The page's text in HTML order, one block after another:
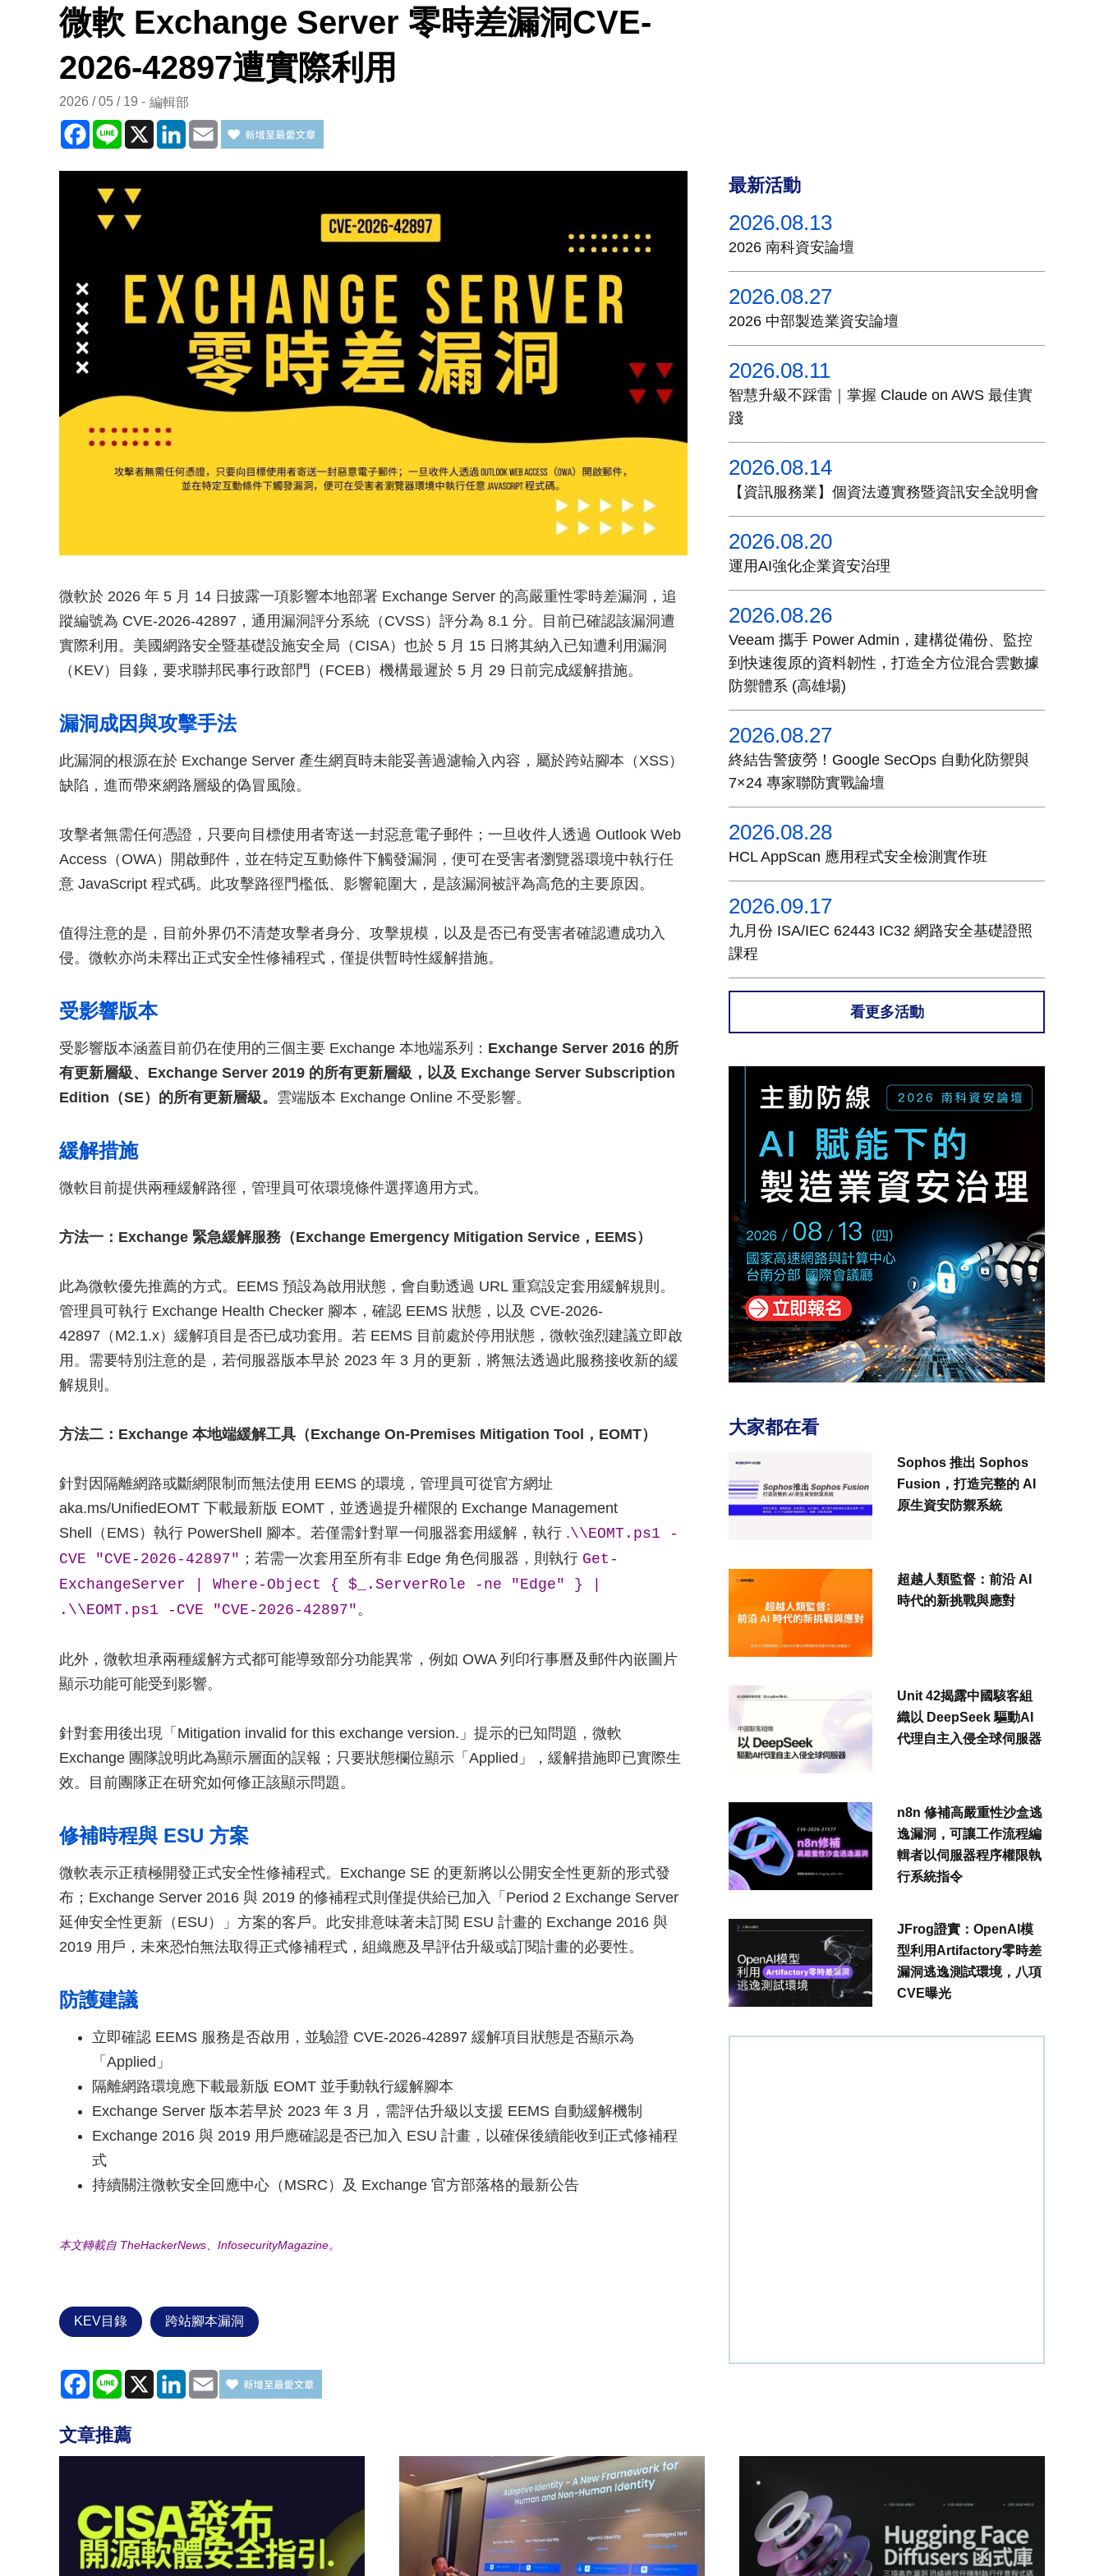
微軟 Exchange Server 零時差漏洞CVE-
2026-42897遭實際利用
2026 / 05 / 19 編輯部
Facebook
Line X LinkedInEmail
微軟於 2026 年 5 月 14 日披露一項影響本地部署 Exchange Server 的高嚴重性零時差漏洞，追
蹤編號為 CVE-2026-42897，通用漏洞評分系統（CVSS）評分為 8.1 分。目前已確認該漏洞遭
實際利用。美國網路安全暨基礎設施安全局（CISA）也於 5 月 15 日將其納入已知遭利用漏洞
（KEV）目錄，要求聯邦民事行政部門（FCEB）機構最遲於 5 月 29 日前完成緩解措施。
漏洞成因與攻擊手法
此漏洞的根源在於 Exchange Server 產生網頁時未能妥善過濾輸入內容，屬於跨站腳本（XSS）
缺陷，進而帶來網路層級的偽冒風險。
攻擊者無需任何憑證，只要向目標使用者寄送一封惡意電子郵件；一旦收件人透過 Outlook Web
Access（OWA）開啟郵件，並在特定互動條件下觸發漏洞，便可在受害者瀏覽器環境中執行任
意 JavaScript 程式碼。此攻擊路徑門檻低、影響範圍大，是該漏洞被評為高危的主要原因。
值得注意的是，目前外界仍不清楚攻擊者身分、攻擊規模，以及是否已有受害者確認遭成功入
侵。微軟亦尚未釋出正式安全性修補程式，僅提供暫時性緩解措施。
受影響版本
受影響版本涵蓋目前仍在使用的三個主要 Exchange 本地端系列： Exchange Server 2016 的所
有更新層級、Exchange Server 2019 的所有更新層級，以及 Exchange Server Subscription
Edition（SE）的所有更新層級。 雲端版本 Exchange Online 不受影響。
緩解措施
微軟目前提供兩種緩解路徑，管理員可依環境條件選擇適用方式。
方法一：Exchange 緊急緩解服務（Exchange Emergency Mitigation Service，EEMS）
此為微軟優先推薦的方式。EEMS 預設為啟用狀態，會自動透過 URL 重寫設定套用緩解規則。
管理員可執行 Exchange Health Checker 腳本，確認 EEMS 狀態，以及 CVE-2026-
42897（M2.1.x）緩解項目是否已成功套用。若 EEMS 目前處於停用狀態，微軟強烈建議立即啟
用。需要特別注意的是，若伺服器版本早於 2023 年 3 月的更新，將無法透過此服務接收新的緩
解規則。
方法二：Exchange 本地端緩解工具（Exchange On-Premises Mitigation Tool，EOMT）
針對因隔離網路或斷網限制而無法使用 EEMS 的環境，管理員可從官方網址
aka.ms/UnifiedEOMT 下載最新版 EOMT，並透過提升權限的 Exchange Management
Shell（EMS）執行 PowerShell 腳本。若僅需針對單一伺服器套用緩解，執行 .\\EOMT.ps1 -
CVE "CVE-2026-42897" ；若需一次套用至所有非 Edge 角色伺服器，則執行 Get-
ExchangeServer | Where-Object { $_.ServerRole -ne "Edge" } |
.\\EOMT.ps1 -CVE "CVE-2026-42897"。
此外，微軟坦承兩種緩解方式都可能導致部分功能異常，例如 OWA 列印行事曆及郵件內嵌圖片
顯示功能可能受到影響。
針對套用後出現「Mitigation invalid for this exchange version.」提示的已知問題，微軟
Exchange 團隊說明此為顯示層面的誤報；只要狀態欄位顯示「Applied」，緩解措施即已實際生
效。目前團隊正在研究如何修正該顯示問題。
修補時程與 ESU 方案
微軟表示正積極開發正式安全性修補程式。Exchange SE 的更新將以公開安全性更新的形式發
布；Exchange Server 2016 與 2019 的修補程式則僅提供給已加入「Period 2 Exchange Server
延伸安全性更新（ESU）」方案的客戶。此安排意味著未訂閱 ESU 計畫的 Exchange 2016 與
2019 用戶，未來恐怕無法取得正式修補程式，組織應及早評估升級或訂閱計畫的必要性。
防護建議
立即確認 EEMS 服務是否啟用，並驗證 CVE-2026-42897 緩解項目狀態是否顯示為
「Applied」
隔離網路環境應下載最新版 EOMT 並手動執行緩解腳本
Exchange Server 版本若早於 2023 年 3 月，需評估升級以支援 EEMS 自動緩解機制
Exchange 2016 與 2019 用戶應確認是否已加入 ESU 計畫，以確保後續能收到正式修補程
式
持續關注微軟安全回應中心（MSRC）及 Exchange 官方部落格的最新公告
本文轉載自 TheHackerNews、InfosecurityMagazine。
KEV目錄 跨站腳本漏洞
Facebook
Line X LinkedInEmail
最新活動
2026.08.13
2026 南科資安論壇
2026.08.27
2026 中部製造業資安論壇
2026.08.11
智慧升級不踩雷｜掌握 Claude on AWS 最佳實
踐
2026.08.14
【資訊服務業】個資法遵實務暨資訊安全說明會
2026.08.20
運用AI強化企業資安治理
2026.08.26
Veeam 攜手 Power Admin，建構從備份、監控
到快速復原的資料韌性，打造全方位混合雲數據
防禦體系 (高雄場)
2026.08.27
終結告警疲勞！Google SecOps 自動化防禦與
7×24 專家聯防實戰論壇
2026.08.28
HCL AppScan 應用程式安全檢測實作班
2026.09.17
九月份 ISA/IEC 62443 IC32 網路安全基礎證照
課程
看更多活動
大家都在看
Sophos 推出 Sophos
Fusion，打造完整的 AI
原生資安防禦系統
超越人類監督：前沿 AI
時代的新挑戰與應對
Unit 42揭露中國駭客組
織以 DeepSeek 驅動AI
代理自主入侵全球伺服器
n8n 修補高嚴重性沙盒逃
逸漏洞，可讓工作流程編
輯者以伺服器程序權限執
行系統指令
JFrog證實：OpenAI模
型利用Artifactory零時差
漏洞逃逸測試環境，八項
CVE曝光
文章推薦